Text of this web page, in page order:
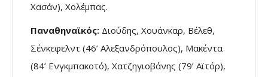
Χασάν), Χολέμπας.
Παναθηναϊκός: Διούδης, Χουάνκαρ, Βέλεθ,
Σένκεφελντ (46’ Αλεξανδρόπουλος), Μακέντα
(84’ Ενγκμπακοτό), Χατζηγιοβάνης (79’ Αϊτόρ),